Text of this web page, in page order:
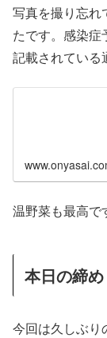
写真を撮り忘れ
たです。感染
記載されている
温野菜も最高で
本日の締め
今回は久しぶり